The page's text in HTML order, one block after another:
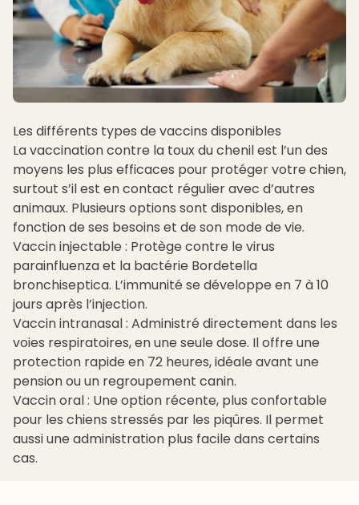
Les différents types de vaccins disponibles
La vaccination contre la toux du chenil est l’un des
moyens les plus efficaces pour protéger votre chien,
surtout s’il est en contact régulier avec d’autres
animaux. Plusieurs options sont disponibles, en
fonction de ses besoins et de son mode de vie.
Vaccin injectable : Protège contre le virus
parainfluenza et la bactérie Bordetella
bronchiseptica. L’immunité se développe en 7 à 10
jours après l’injection.
Vaccin intranasal : Administré directement dans les
voies respiratoires, en une seule dose. Il offre une
protection rapide en 72 heures, idéale avant une
pension ou un regroupement canin.
Vaccin oral : Une option récente, plus confortable
pour les chiens stressés par les piqûres. Il permet
aussi une administration plus facile dans certains
cas.